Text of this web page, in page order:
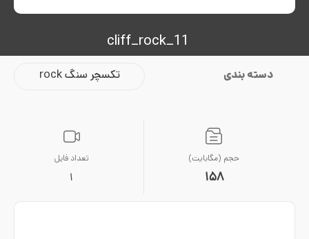
cliff_rock_11
دسته بندی تکسچر سنگ rock
حجم (مگابایت)
158
تعداد فایل
1